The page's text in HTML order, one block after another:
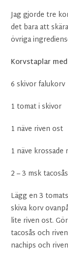
Jag gjorde tre
det bara att
övriga
Korvstaplar
6 skivor falukorv
1 tomat i skivor
1 näve riven ost
1 näve krossade
2 – 3 msk tacosås
Lägg en 3
skiva korv
lite riven ost.
tacosås och
nachips och